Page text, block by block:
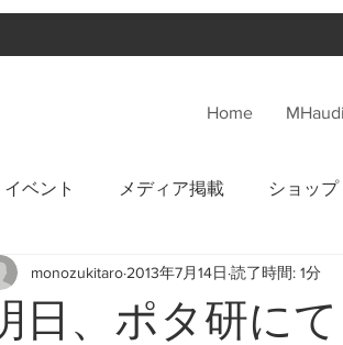
Home
イベント メディア掲載 ショップ
日、ポタ研にて
monozukitaro 2013年7月14日 読了時間: 1分